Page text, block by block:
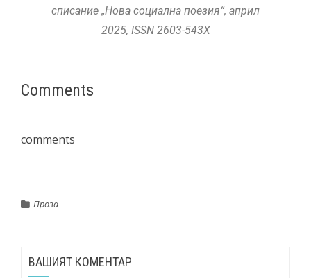
списание „Нова социална поезия“, април
2025, ISSN 2603-543X
Comments
comments
Проза
ВАШИЯТ КОМЕНТАР